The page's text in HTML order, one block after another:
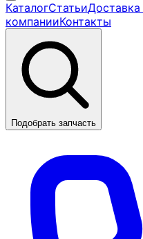
КаталогСтатьиДоставка
компанииКонтакты
Подобрать запчасть